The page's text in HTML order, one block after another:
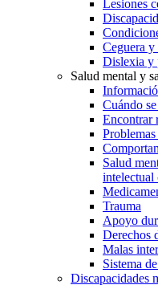
Lesiones
Ceguera y
Dislexia y
Salud mental y
Cuándo
Encontrar
Salud
intelectual
Trauma
Apoyo
Derechos
Malas
Sistema
Discapacidades